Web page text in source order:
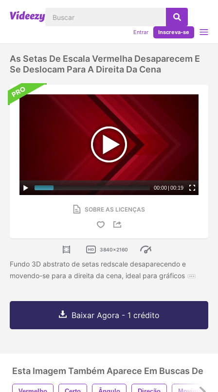
Entrar Inscreva-se
As Setas De Escala Vermelha Desaparecem E
Se Deslocam Para A Direita Da Cena
00:00 | 00:19
SOBRE AS LICENÇAS
3840x2160
Fundo 3D abstrato de setas redscale desaparecendo e
movendo-se para a direita da cena, ideal para gráficos
Baixar Agora - 1 crédito
Esta Imagem Também Aparece Em Buscas De